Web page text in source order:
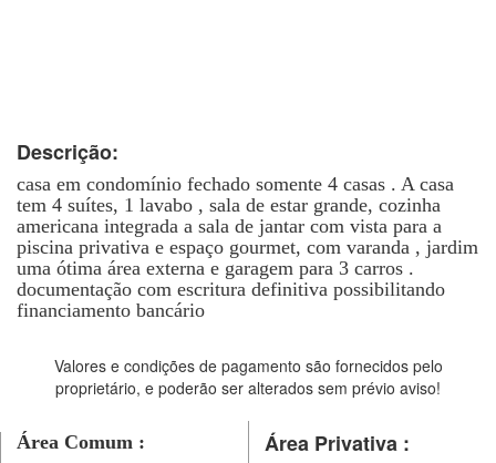
Descrição:
casa em condomínio fechado somente 4 casas . A casa
tem 4 suítes, 1 lavabo , sala de estar grande, cozinha
americana integrada a sala de jantar com vista para a
piscina privativa e espaço gourmet, com varanda , jardim
uma ótima área externa e garagem para 3 carros .
documentação com escritura definitiva possibilitando
financiamento bancário
Valores e condições de pagamento são fornecidos pelo
proprietário, e poderão ser alterados sem prévio aviso!
Área Comum :
Área Privativa :